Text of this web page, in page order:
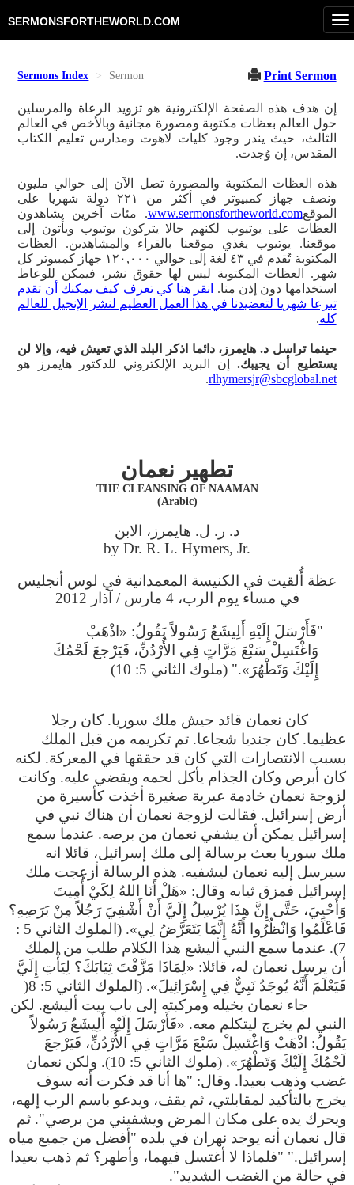
SERMONSFORTHEWORLD.COM
Sermons Index Sermon Print Sermon
إن هدف هذه الصفحة الإلكترونية هو تزويد الرعاة والمرسلين
حول العالم بعظات مكتوبة ومصورة مجانية وبالأخص في العالم
الثالث، حيث يندر وجود كليات لاهوت ومدارس تعليم الكتاب
المقدس، إن وُجدت.
هذه العظات المكتوبة والمصورة تصل الآن إلى حوالي مليون
ونصف جهاز كمبيوتر في أكثر من ٢٢١ دولة شهريا على
الموقعwww.sermonsfortheworld.com. مئات آخرين يشاهدون
العظات على يوتيوب لكنهم حالا يتركون يوتيوب ويأتون إلى
موقعنا. يوتيوب يغذي موقعنا بالقراء والمشاهدين. العظات
المكتوبة تُقدم في ٤٣ لغة إلى حوالي ١٢٠,٠٠٠ جهاز كمبيوتر كل
شهر. العظات المكتوبة ليس لها حقوق نشر، فيمكن للوعاظ
استخدامها دون إذن منا. انقر هنا كي تعرف كيف يمكنك أن تقدم
تبرعا شهريا لتعضيدنا في هذا العمل العظيم لنشر الإنجيل للعالم
كله.
حينما تراسل د. هايمرز، دائما اذكر البلد الذي تعيش فيه، وإلا لن
يستطيع أن يجيبك.
إن البريد الإلكتروني للدكتور هايمرز هو
rlhymersjr@sbcglobal.net
.
تطهير نعمان
THE CLEANSING OF NAAMAN
(Arabic)
د. ر. ل. هايمرز، الابن
by Dr. R. L. Hymers, Jr.
عظة أُلقيت في الكنيسة المعمدانية في لوس أنجليس
في مساء يوم الرب، 4 مارس / آذار 2012
"فَأَرْسَلَ إِلَيْهِ أَلِيشَعُ رَسُولاً يَقُولُ: «اذْهَبْ
وَاغْتَسِلْ سَبْعَ مَرَّاتٍ فِي الأُرْدُنِّ، فَيَرْجعَ لَحْمُكَ
إِلَيْكَ وَتَطْهُرَ»." (ملوك الثاني 5: 10)
كان نعمان قائد جيش ملك سوريا. كان رجلا
عظيما. كان جنديا شجاعا. تم تكريمه من قبل الملك
بسبب الانتصارات التي كان قد حققها في المعركة. لكنه
كان أبرص وكان الجذام يأكل لحمه ويقضي عليه. وكانت
لزوجة نعمان خادمة عبرية صغيرة أخذت كأسيرة من
أرض إسرائيل. فقالت لزوجة نعمان أن هناك نبي في
إسرائيل يمكن أن يشفي نعمان من برصه. عندما سمع
ملك سوريا بعث برسالة إلى ملك إسرائيل، قائلا انه
سيرسل إليه نعمان ليشفيه. هذه الرسالة أزعجت ملك
إسرائيل فمزق ثيابه وقال: «هَلْ أَنَا اللهُ لِكَيْ أُمِيتَ
وَأُحْيِيَ، حَتَّى إِنَّ هذَا يُرْسِلُ إِلَيَّ أَنْ أَشْفِيَ رَجُلاً مِنْ بَرَصِهِ؟
فَاعْلَمُوا وَانْظُرُوا أَنَّهُ إِنَّمَا يَتَعَرَّضُ لِي». (الملوك الثاني 5 :
7). عندما سمع النبي أليشع هذا الكلام طلب من الملك
أن يرسل نعمان له، قائلا: «لِمَاذَا مَزَّقْتَ ثِيَابَكَ؟ لِيَأْتِ إِلَيَّ
فَيَعْلَمَ أَنَّهُ يُوجَدُ نَبِيٌّ فِي إِسْرَائِيلَ». (الملوك الثاني 5: 8(
جاء نعمان بخيله ومركبته إلى باب بيت أليشع. لكن
النبي لم يخرج ليتكلم معه. «فَأَرْسَلَ إِلَيْهِ أَلِيشَعُ رَسُولاً
يَقُولُ: اذْهَبْ وَاغْتَسِلْ سَبْعَ مَرَّاتٍ فِي الأُرْدُنِّ، فَيَرْجعَ
لَحْمُكَ إِلَيْكَ وَتَطْهُرَ». (ملوك الثاني 5: 10). ولكن نعمان
غضب وذهب بعيدا. وقال: "ها أنا قد فكرت أنه سوف
يخرج بالتأكيد لمقابلتي، ثم يقف، ويدعو باسم الرب إلهه،
ويحرك يده على مكان المرض ويشفيني من برصي". ثم
قال نعمان أنه يوجد نهران في بلده "أفضل من جميع مياه
إسرائيل." "فلماذا لا أغتسل فيهما، وأطهر؟ ثم ذهب بعيدا
في حالة من الغضب الشديد".